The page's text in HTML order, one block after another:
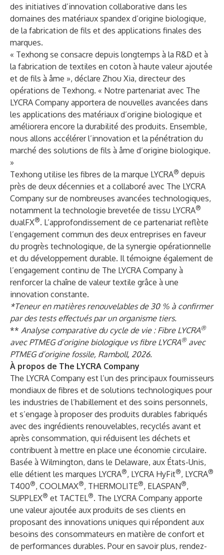
des initiatives d’innovation collaborative dans les
domaines des matériaux spandex d’origine biologique,
de la fabrication de fils et des applications finales des
marques.
« Texhong se consacre depuis longtemps à la R&D et à
la fabrication de textiles en coton à haute valeur ajoutée
et de fils à âme », déclare Zhou Xia, directeur des
opérations de Texhong. « Notre partenariat avec The
LYCRA Company apportera de nouvelles avancées dans
les applications des matériaux d’origine biologique et
améliorera encore la durabilité des produits. Ensemble,
nous allons accélérer l’innovation et la pénétration du
marché des solutions de fils à âme d’origine biologique.
»
Texhong utilise les fibres de la marque LYCRA® depuis
près de deux décennies et a collaboré avec The LYCRA
Company sur de nombreuses avancées technologiques,
notamment la technologie brevetée de tissu LYCRA®
dualFX®. L’approfondissement de ce partenariat reflète
l’engagement commun des deux entreprises en faveur
du progrès technologique, de la synergie opérationnelle
et du développement durable. Il témoigne également de
l’engagement continu de The LYCRA Company à
renforcer la chaîne de valeur textile grâce à une
innovation constante.
*Teneur en matières renouvelables de 30 % à confirmer
par des tests effectués par un organisme tiers.
** Analyse comparative du cycle de vie : Fibre LYCRA®
avec PTMEG d’origine biologique vs fibre LYCRA®avec
PTMEG d’origine fossile, Ramboll, 2026.
À propos de The LYCRA Company
The LYCRA Company est l’un des principaux fournisseurs
mondiaux de fibres et de solutions technologiques pour
les industries de l’habillement et des soins personnels,
et s’engage à proposer des produits durables fabriqués
avec des ingrédients renouvelables, recyclés avant et
après consommation, qui réduisent les déchets et
contribuent à mettre en place une économie circulaire.
Basée à Wilmington, dans le Delaware, aux États-Unis,
elle détient les marques LYCRA®, LYCRA HyFit®, LYCRA®
T400®, COOLMAX®, THERMOLITE®, ELASPAN®,
SUPPLEX® et TACTEL®. The LYCRA Company apporte
une valeur ajoutée aux produits de ses clients en
proposant des innovations uniques qui répondent aux
besoins des consommateurs en matière de confort et
de performances durables. Pour en savoir plus, rendez-